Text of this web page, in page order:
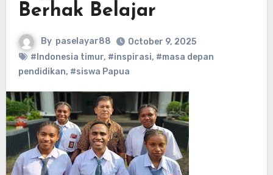
Berhak Belajar
By paselayar88
October 9, 2025
#Indonesia timur, #inspirasi, #masa depan
pendidikan, #siswa Papua